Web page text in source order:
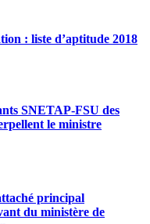
: liste d’aptitude 2018
SNETAP-FSU des
le ministre
principal
du ministère de